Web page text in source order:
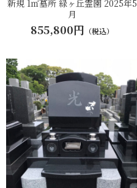
新規 1㎡墓所 緑ヶ丘霊園 2025年5
月
855,800円 （税込）